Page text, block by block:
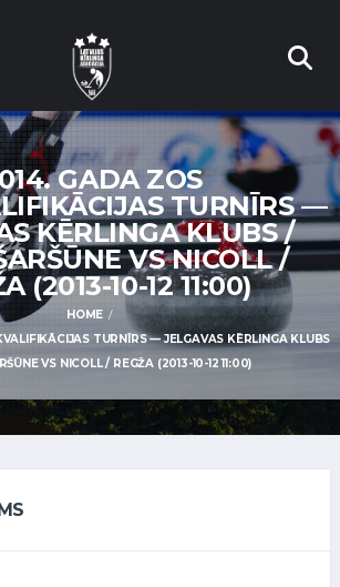
GADA ZOS
TURNĪRS —
KĒRLINGA KLUBS /
VS NICOLL /
(2013-10-12 11:00)
HOME
TURNĪRS — JELGAVAS KĒRLINGA KLUBS
VS NICOLL / REGŽA (2013-10-12 11:00)